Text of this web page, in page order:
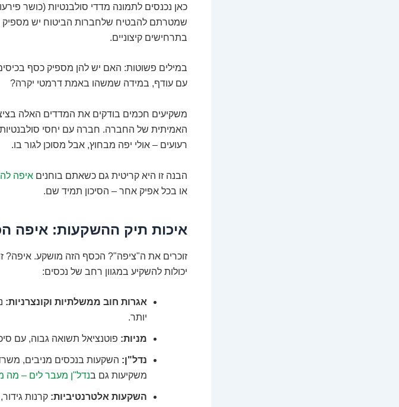
כאן נכנסים לתמונה מדדי סולבנטיות (כושר
שמטרתם להבטיח שלחברות הביטוח יש מספיק
בתרחישים קיצוניים.
במילים פשוטות: האם יש להן מספיק כסף
עם עודף, במידה שמשהו באמת דרמטי יקרה?
משקיעים חכמים בודקים את המדדים האלה
האמיתית של החברה. חברה עם יחסי סולבנטיות
רעועים – אולי יפה מבחוץ, אבל מסוכן לגור בו.
הבנה זו היא קריטית גם כשאתם בוחנים איפה להשקיע
או בכל אפיק אחר – הסיכון תמיד שם.
איכות תיק ההשקעות: איפה
זוכרים את ה"ציפה"? הכסף הזה מושקע. איפה?
יכולות להשקיע במגוון רחב של נכסים:
אגרות חוב ממשלתיות וקונצרניות:
יותר.
מניות: פוטנציאל תשואה גבוה, עם
נדל"ן: השקעות בנכסים מניבים,
משקיעות גם בנדל"ן מעבר לים – מה
השקעות אלטרנטיביות: קרנות